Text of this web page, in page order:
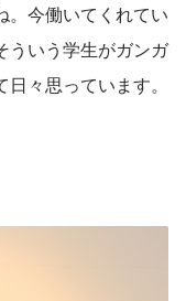
。今働いてくれてい
ういう学生がガンガ
々思っています。